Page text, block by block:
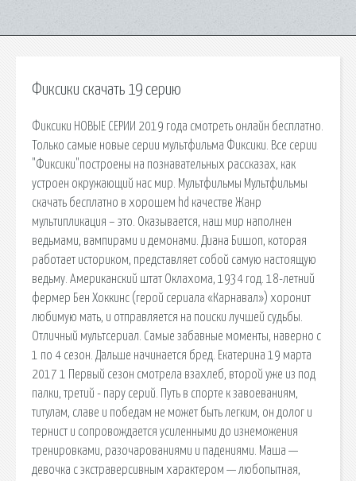
Фиксики скачать 19 серию
Фиксики НОВЫЕ СЕРИИ 2019 года смотреть онлайн бесплатно.
Только самые новые серии мультфильма Фиксики. Все серии
"Фиксики"построены на познавательных рассказах, как
устроен окружающий нас мир. Мультфильмы Мультфильмы
скачать бесплатно в хорошем hd качестве Жанр
мультипликация – это. Оказывается, наш мир наполнен
ведьмами, вампирами и демонами. Диана Бишоп, которая
работает историком, представляет собой самую настоящую
ведьму. Американский штат Оклахома, 1934 год. 18-летний
фермер Бен Хоккинс (герой сериала «Карнавал») хоронит
любимую мать, и отправляется на поиски лучшей судьбы.
Отличный мультсериал. Самые забавные моменты, наверно с
1 по 4 сезон. Дальше начинается бред. Екатерина 19 марта
2017 1 Первый сезон смотрела взахлеб, второй уже из под
палки, третий - пару серий. Путь в спорте к завоеваниям,
титулам, славе и победам не может быть легким, он долог и
тернист и сопровождается усиленными до изнеможения
тренировками, разочарованиями и падениями. Маша —
девочка с экстраверсивным характером — любопытная,